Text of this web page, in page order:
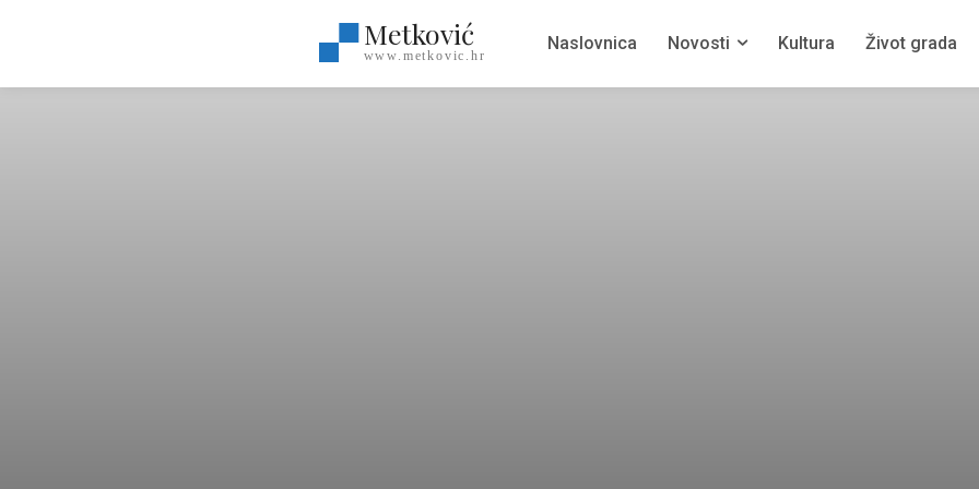
Metković
www.metkovic.hr
Naslovnica Novosti Kultura Život grada